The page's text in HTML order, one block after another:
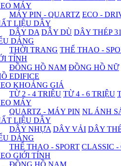
MÁY
MÁY PIN - QUARTZ ECO -
LIỆU DÂY
DÂY DA DÂY DÙ DÂY THÉP
DÁNG
THỜI TRANG THỂ THAO -
TÍNH
ĐỒNG HỒ NAM ĐỒNG HỒ NỮ
EDIFICE
KHOẢNG GIÁ
TỪ 2 - 4 TRIỆU TỪ 4 - 6 TRIỆU
MÁY
QUARTZ - MÁY PIN NL ÁNH
LIỆU DÂY
DÂY NHỰA DÂY VẢI DÂY
DÁNG
THỂ THAO - SPORT CLASSIC
GIỚI TÍNH
ĐỒNG HỒ NAM